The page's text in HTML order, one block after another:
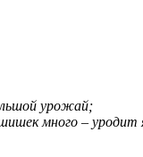
урожай;
много – уродит